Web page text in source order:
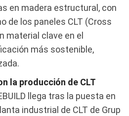
en madera estructural, con
de los paneles CLT (Cross
material clave en el
más sostenible,
la producción de CLT
llega tras la puesta en
industrial de CLT de Grup